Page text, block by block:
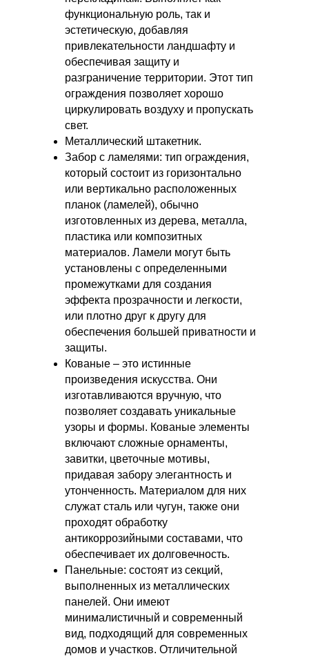
функциональную роль, так и
эстетическую, добавляя
привлекательности ландшафту и
обеспечивая защиту и
разграничение территории. Этот тип
ограждения позволяет хорошо
циркулировать воздуху и пропускать
свет.
Металлический штакетник.
Забор с ламелями: тип ограждения,
который состоит из горизонтально
или вертикально расположенных
планок (ламелей), обычно
изготовленных из дерева, металла,
пластика или композитных
материалов. Ламели могут быть
установлены с определенными
промежутками для создания
эффекта прозрачности и легкости,
или плотно друг к другу для
обеспечения большей приватности и
защиты.
Кованые – это истинные
произведения искусства. Они
изготавливаются вручную, что
позволяет создавать уникальные
узоры и формы. Кованые элементы
включают сложные орнаменты,
завитки, цветочные мотивы,
придавая забору элегантность и
утонченность. Материалом для них
служат сталь или чугун, также они
проходят обработку
антикоррозийными составами, что
обеспечивает их долговечность.
Панельные: состоят из секций,
выполненных из металлических
панелей. Они имеют
минималистичный и современный
вид, подходящий для современных
домов и участков. Отличительной